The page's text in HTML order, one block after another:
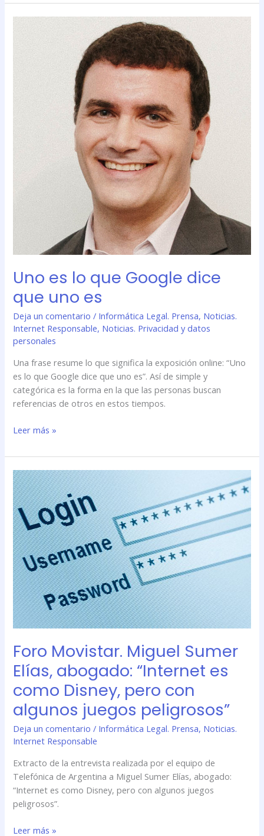
Uno es lo que Google dice
que uno es
Deja un comentario / Informática Legal. Prensa, Noticias.
Internet Responsable, Noticias. Privacidad y datos
personales
Una frase resume lo que significa la exposición online: “Uno
es lo que Google dice que uno es”. Así de simple y
categórica es la forma en la que las personas buscan
referencias de otros en estos tiempos.
que
Leer más »
Foro Movistar. Miguel Sumer
Elías, abogado: “Internet es
como Disney, pero con
algunos juegos peligrosos”
Deja un comentario / Informática Legal. Prensa, Noticias.
Internet Responsable
Extracto de la entrevista realizada por el equipo de
Telefónica de Argentina a Miguel Sumer Elías, abogado:
“Internet es como Disney, pero con algunos juegos
peligrosos”.
Foro
Movistar.
Miguel
Sumer
Elías,
abogado:
“Internet
es
como
Disney,
pero
con
juegos
peligrosos”
Leer más »